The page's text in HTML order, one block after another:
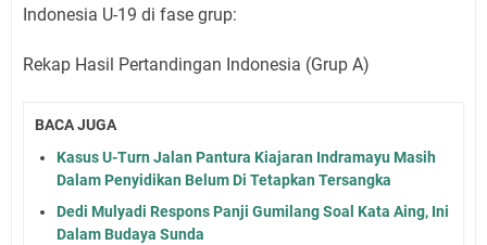
Indonesia U-19 di fase grup:
Rekap Hasil Pertandingan Indonesia (Grup A)
BACA JUGA
Kasus U-Turn Jalan Pantura Kiajaran Indramayu Masih
Dalam Penyidikan Belum Di Tetapkan Tersangka
Dedi Mulyadi Respons Panji Gumilang Soal Kata Aing, Ini
Dalam Budaya Sunda